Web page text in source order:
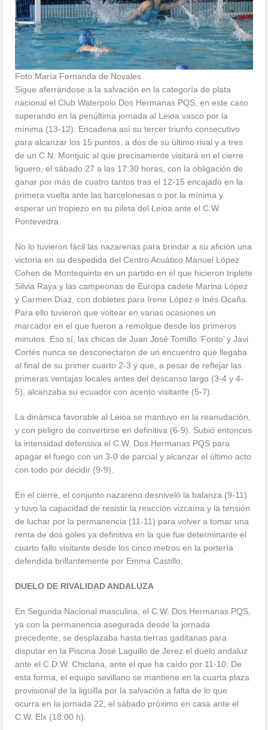
Foto:María Fernanda de Novales
Sigue aferrándose a la salvación en la categoría de plata
nacional el Club Waterpolo Dos Hermanas PQS, en este caso
superando en la penúltima jornada al Leioa vasco por la
mínima (13-12). Encadena así su tercer triunfo consecutivo
para alcanzar los 15 puntos, a dos de su último rival y a tres
de un C.N. Montjuic al que precisamente visitará en el cierre
liguero, el sábado 27 a las 17:30 horas, con la obligación de
ganar por más de cuatro tantos tras el 12-15 encajado en la
primera vuelta ante las barcelonesas o por la mínima y
esperar un tropiezo en su pileta del Leioa ante el C.W.
Pontevedra.
No lo tuvieron fácil las nazarenas para brindar a su afición una
victoria en su despedida del Centro Acuático Manuel López
Cohen de Montequinto en un partido en el que hicieron triplete
Silvia Raya y las campeonas de Europa cadete Marina López
y Carmen Díaz, con dobletes para Irene López e Inés Ocaña.
Para ello tuvieron que voltear en varias ocasiones un
marcador en el que fueron a remolque desde los primeros
minutos. Eso sí, las chicas de Juan José Tomillo ‘Forito’ y Javi
Cortés nunca se desconectaron de un encuentro que llegaba
al final de su primer cuarto 2-3 y que, a pesar de reflejar las
primeras ventajas locales antes del descanso largo (3-4 y 4-
5), alcanzaba su ecuador con acento visitante (5-7).
La dinámica favorable al Leioa se mantuvo en la reanudación,
y con peligro de convertirse en definitiva (6-9). Subió entonces
la intensidad defensiva el C.W. Dos Hermanas PQS para
apagar el fuego con un 3-0 de parcial y alcanzar el último acto
con todo por decidir (9-9).
En el cierre, el conjunto nazareno desniveló la balanza (9-11)
y tuvo la capacidad de resistir la reacción vizcaína y la tensión
de luchar por la permanencia (11-11) para volver a tomar una
renta de dos goles ya definitiva en la que fue determinante el
cuarto fallo visitante desde los cinco metros en la portería
defendida brillantemente por Emma Castillo.
DUELO DE RIVALIDAD ANDALUZA
En Segunda Nacional masculina, el C.W. Dos Hermanas PQS,
ya con la permanencia asegurada desde la jornada
precedente, se desplazaba hasta tierras gaditanas para
disputar en la Piscina José Laguillo de Jerez el duelo andaluz
ante el C.D.W. Chiclana, ante el que ha caído por 11-10. De
esta forma, el equipo sevillano se mantiene en la cuarta plaza
provisional de la liguilla por la salvación a falta de lo que
ocurra en la jornada 22, el sábado próximo en casa ante el
C.W. Elx (18:00 h).